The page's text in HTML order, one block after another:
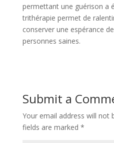
permettant une guérison a
trithérapie permet de
conserver une espérance
personnes saines.
Submit a
Your email address will not
fields are marked *